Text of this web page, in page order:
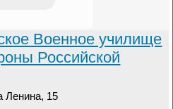
Военное училище
Российской
Ленина, 15